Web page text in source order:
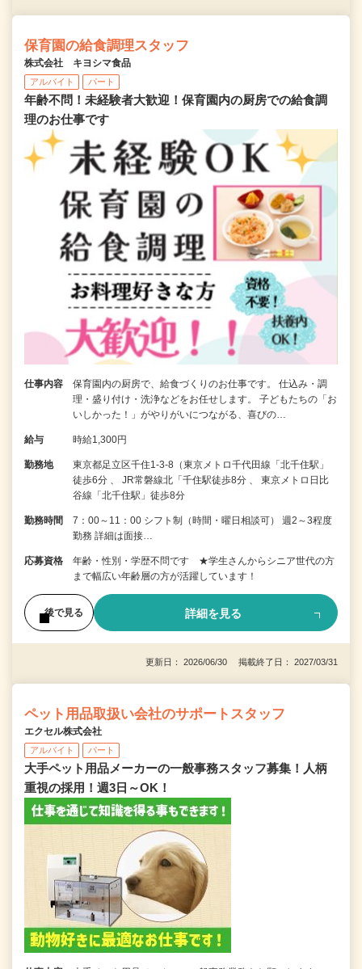
保育園の給食調理スタッフ
株式会社 キヨシマ食品
アルバイト パート
年齢不問！未経験者大歓迎！保育園内の厨房での給食調
理のお仕事です
仕事内容
保育園内の厨房で、給食づくりのお仕事です。 仕込み・調
理・盛り付け・洗浄などをお任せします。 子どもたちの「お
いしかった！」がやりがいにつながる、喜びの…
給与 時給1,300円
勤務地
東京都足立区千住1-3-8（東京メトロ千代田線「北千住駅」
徒歩6分 、 JR常磐線北「千住駅徒歩8分 、 東京メトロ日比
谷線「北千住駅」徒歩8分
勤務時間
7：00～11：00 シフト制（時間・曜日相談可） 週2～3程度
勤務 詳細は面接…
応募資格
年齢・性別・学歴不問です ★学生さんからシニア世代の方
まで幅広い年齢層の方が活躍しています！
後で見る 詳細を見る
更新日： 2026/06/30 掲載終了日： 2027/03/31
ペット用品取扱い会社のサポートスタッフ
エクセル株式会社
アルバイト パート
大手ペット用品メーカーの一般事務スタッフ募集！人柄
重視の採用！週3日～OK！